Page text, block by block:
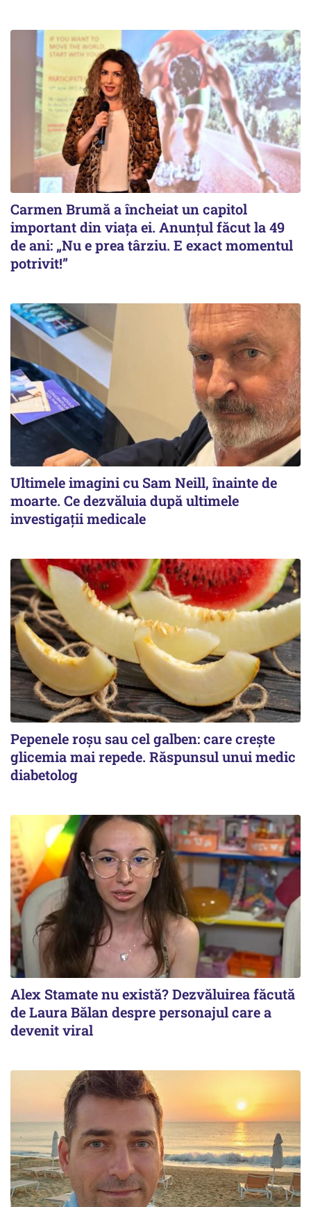
Carmen Brumă a încheiat un capitol
important din viața ei. Anunțul făcut la 49
de ani: „Nu e prea târziu. E exact momentul
potrivit!”
Ultimele imagini cu Sam Neill, înainte de
moarte. Ce dezvăluia după ultimele
investigații medicale
Pepenele roșu sau cel galben: care crește
glicemia mai repede. Răspunsul unui medic
diabetolog
Alex Stamate nu există? Dezvăluirea făcută
de Laura Bălan despre personajul care a
devenit viral